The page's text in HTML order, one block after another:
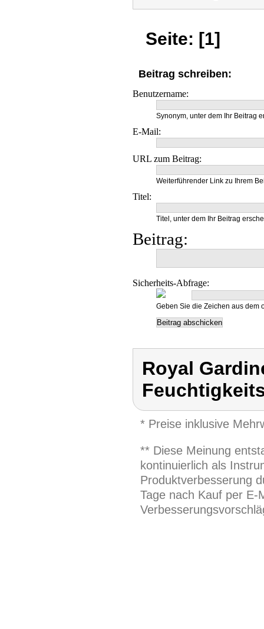
Seite: [1]
Beitrag schreiben:
Benutzername:
Synonym, unter dem Ihr Beitrag
E-Mail:
URL zum Beitrag:
Weiterführender Link zu Ihrem
Titel:
Titel, unter dem Ihr Beitrag
Beitrag:
Sicherheits-Abfrage:
Geben Sie die Zeichen aus dem
Royal
* Preise inklusive
** Diese Meinung
kontinuierlich als
Produktverbesserung
Tage nach Kauf per E-